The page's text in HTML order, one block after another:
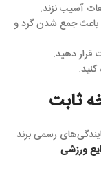
آسیب نزند.
باعث جمع شدن گرد و
دهید.
ثابت
رسمی برند
ورزشی